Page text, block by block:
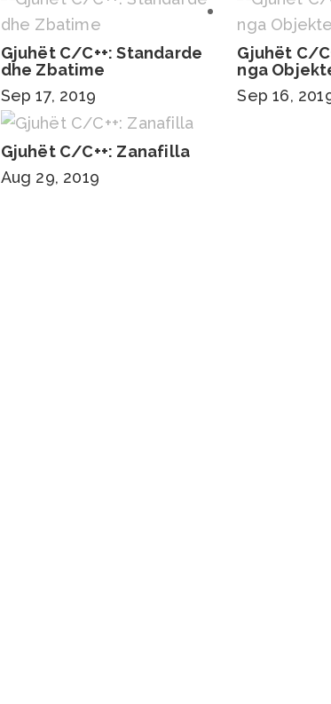
Gjuhët C/C++: Standarde
dhe Zbatime
Sep 17, 2019
Gjuhët C/
nga
Sep 16,
Gjuhët C/C++: Zanafilla
Aug 29, 2019